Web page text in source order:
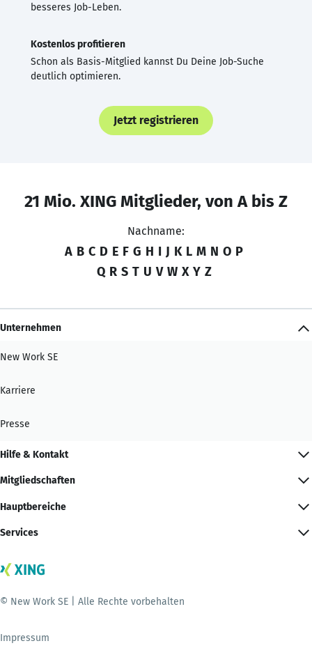
besseres Job-Leben.
Kostenlos profitieren
Schon als Basis-Mitglied kannst Du Deine Job-Suche
deutlich optimieren.
Jetzt registrieren
21 Mio. XING Mitglieder, von A bis Z
Nachname:
A B C D E F G H I J K L M N O P
Q R S T U V W X Y Z
Unternehmen
New Work SE
Karriere
Presse
Hilfe & Kontakt
Mitgliedschaften
Hauptbereiche
Services
© New Work SE | Alle Rechte vorbehalten
Impressum